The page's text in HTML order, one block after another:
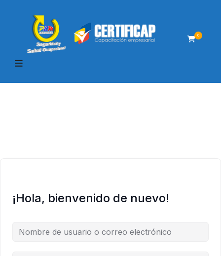
0
¡Hola, bienvenido de nuevo!